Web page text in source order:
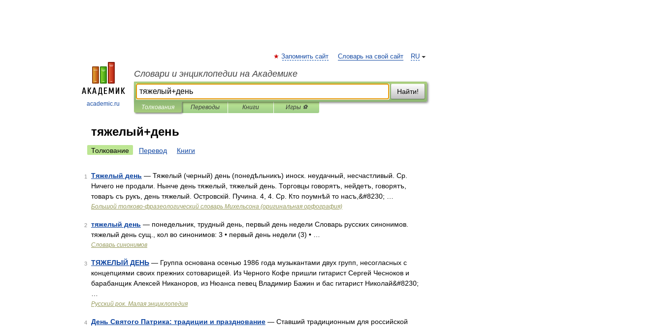
academic.ru
RU
Запомнить сайт Словарь на свой сайт
Словари и энциклопедии на Академике
Найти!
Толкования Переводы Книги Игры ⚽
тяжелый+день
Толкование Перевод Книги
1 Тяжелый день — Тяжелый (черный) день (понедѣльникъ) иноск. неудачный, несчастливый. Ср.
Ничего не продали. Нынче день тяжелый, тяжелый день. Торговцы говорятъ, нейдетъ, говорятъ,
товаръ съ рукъ, день тяжелый. Островскій. Пучина. 4, 4. Ср. Кто поумнѣй то насъ,&#8230; …
Большой толково-фразеологический словарь Михельсона (оригинальная орфография)
2 тяжелый день — понедельник, трудный день, первый день недели Словарь русских синонимов.
тяжелый день сущ., кол во синонимов: 3 • первый день недели (3) • …
Словарь синонимов
3 ТЯЖЕЛЫЙ ДЕНЬ — Группа основана осенью 1986 года музыкантами двух групп, несогласных с
концепциями своих прежних сотоварищей. Из Черного Кофе пришли гитарист Сергей Чесноков и
барабанщик Алексей Никаноров, из Нюанса певец Владимир Бажин и бас гитарист Николай&#8230;
Русский рок. Малая энциклопедия
4 День Святого Патрика: традиции и празднование — Ставший традиционным для российской